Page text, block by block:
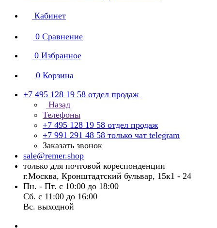
Кабинет
0 Сравнение
0 Избранное
0 Корзина
+7 495 128 19 58 отдел продаж
Назад
Телефоны
+7 495 128 19 58 отдел продаж
+7 991 291 48 58 только чат telegram
Заказать звонок
sale@remer.shop
только для почтовой кореспонденции
г.Москва, Кронштадтский бульвар, 15к1 - 24
Пн. - Пт. с 10:00 до 18:00
Сб. с 11:00 до 16:00
Вс. выходной